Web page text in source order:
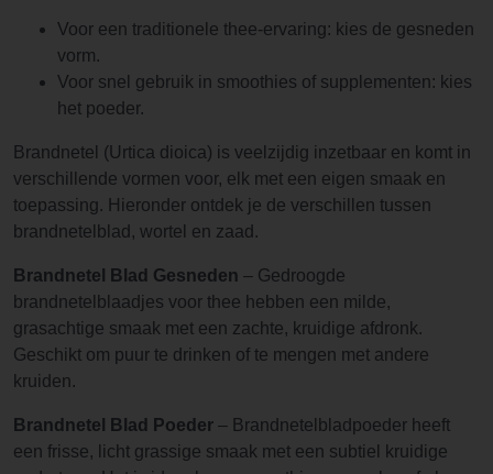
Voor een traditionele thee-ervaring: kies de gesneden
vorm.
Voor snel gebruik in smoothies of supplementen: kies
het poeder.
Brandnetel (Urtica dioica) is veelzijdig inzetbaar en komt in
verschillende vormen voor, elk met een eigen smaak en
toepassing. Hieronder ontdek je de verschillen tussen
brandnetelblad, wortel en zaad.
Brandnetel Blad Gesneden – Gedroogde
brandnetelblaadjes voor thee hebben een milde,
grasachtige smaak met een zachte, kruidige afdronk.
Geschikt om puur te drinken of te mengen met andere
kruiden.
Brandnetel Blad Poeder – Brandnetelbladpoeder heeft
een frisse, licht grassige smaak met een subtiel kruidige